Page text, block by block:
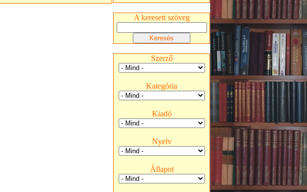
A keresett szöveg
Szerző
Kategória
Kiadó
Nyelv
Állapot